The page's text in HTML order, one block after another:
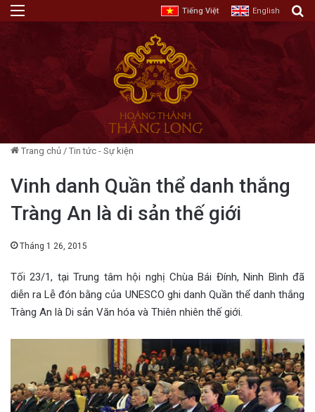
Tiếng Việt English
Trang chủ / Tin tức - Sự kiện
Vinh danh Quần thể danh thắng
Tràng An là di sản thế giới
Tháng 1 26, 2015
Tối 23/1, tại Trung tâm hội nghị Chùa Bái Đính, Ninh Bình đã
diễn ra Lễ đón bằng của UNESCO ghi danh Quần thể danh thắng
Tràng An là Di sản Văn hóa và Thiên nhiên thế giới.